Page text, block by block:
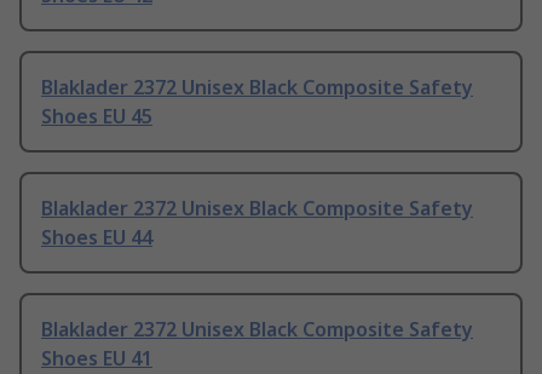
Blaklader 2372 Unisex Black Composite Safety
Shoes EU 45
Blaklader 2372 Unisex Black Composite Safety
Shoes EU 44
Blaklader 2372 Unisex Black Composite Safety
Shoes EU 41